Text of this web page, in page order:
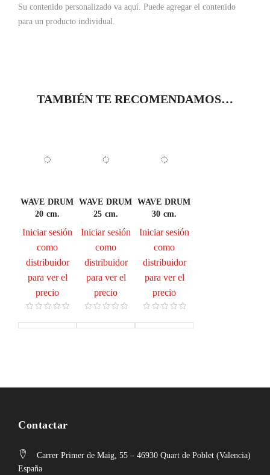
Su contenido personalizado va aquí. Puede agregar el contenido
para un producto individual.
TAMBIÉN TE RECOMENDAMOS…
WAVE DRUM
20 cm.
Iniciar sesión
como
distribuidor
para ver el
precio
WAVE DRUM
25 cm.
Iniciar sesión
como
distribuidor
para ver el
precio
WAVE DRUM
30 cm.
Iniciar sesión
como
distribuidor
para ver el
precio
Contactar
Carrer Primer de Maig, 55 – 46930 Quart de Poblet (Valencia)
España